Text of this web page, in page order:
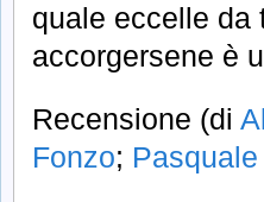
quale eccelle da
accorgersene è
Recensione (di
Fonzo;